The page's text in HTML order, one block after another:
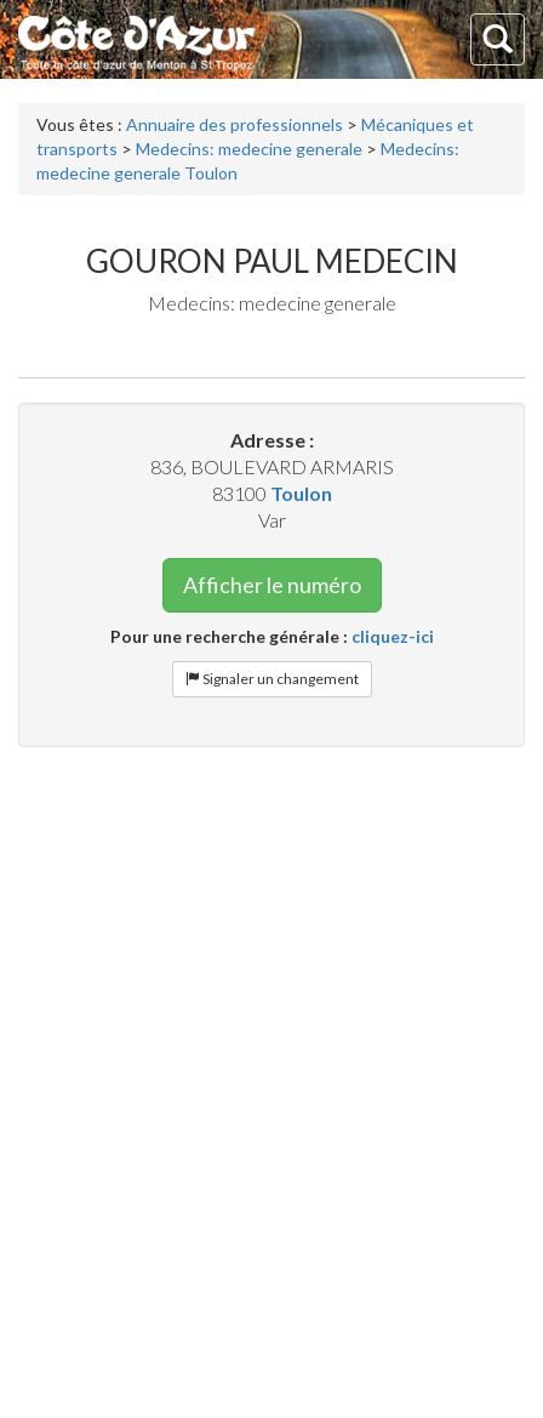
Vous êtes : Annuaire des professionnels > Mécaniques et
transports > Medecins: medecine generale > Medecins:
medecine generale Toulon
GOURON PAUL MEDECIN
Medecins: medecine generale
Adresse :
836, BOULEVARD ARMARIS
83100 Toulon
Var
Afficher le numéro
Pour une recherche générale : cliquez-ici
Signaler un changement